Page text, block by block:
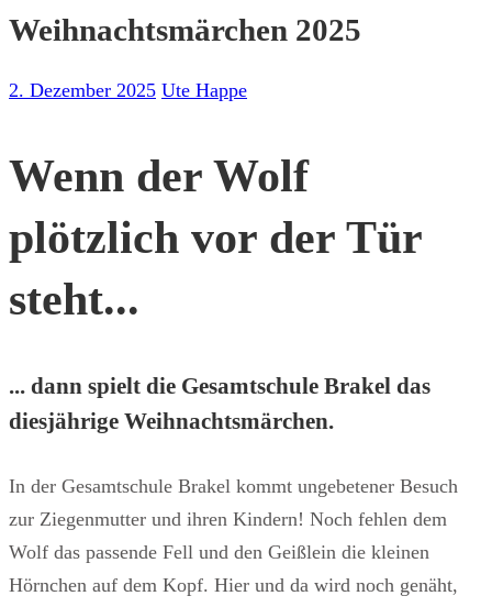
Weihnachtsmärchen 2025
2. Dezember 2025 Ute Happe
Wenn der Wolf
plötzlich vor der Tür
steht...
... dann spielt die Gesamtschule Brakel das
diesjährige Weihnachtsmärchen.
In der Gesamtschule Brakel kommt ungebetener Besuch
zur Ziegenmutter und ihren Kindern! Noch fehlen dem
Wolf das passende Fell und den Geißlein die kleinen
Hörnchen auf dem Kopf. Hier und da wird noch genäht,